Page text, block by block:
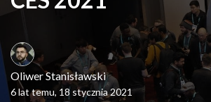
Oliwer Stanisławski
6 lat temu, 18 stycznia 2021